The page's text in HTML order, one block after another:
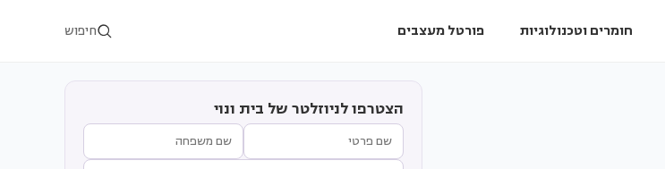
חומרים וטכנולוגיות פורטל מעצבים חיפוש
הצטרפו לניוזלטר של בית ונוי